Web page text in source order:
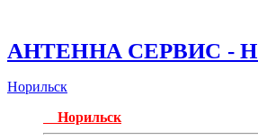
АНТЕННА СЕРВИС -
Норильск
Норильск